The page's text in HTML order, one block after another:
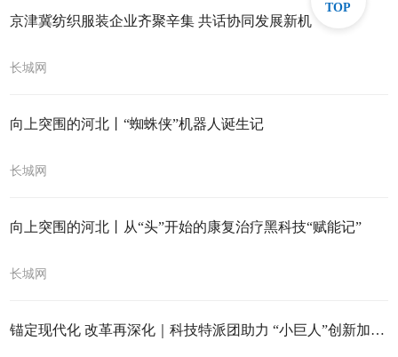
京津冀纺织服装企业齐聚辛集 共话协同发展新机
长城网
向上突围的河北丨“蜘蛛侠”机器人诞生记
长城网
向上突围的河北丨从“头”开始的康复治疗黑科技“赋能记”
长城网
锚定现代化 改革再深化｜科技特派团助力 “小巨人”创新加速跑
TOP